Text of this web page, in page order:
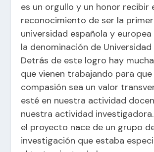
es un orgullo y un honor recibir
reconocimiento de ser la
universidad española y
la denominación de
Detrás de este logro hay
que vienen trabajando para que
compasión sea un valor
esté en nuestra actividad
nuestra actividad
el proyecto nace de un grupo
investigación que estaba